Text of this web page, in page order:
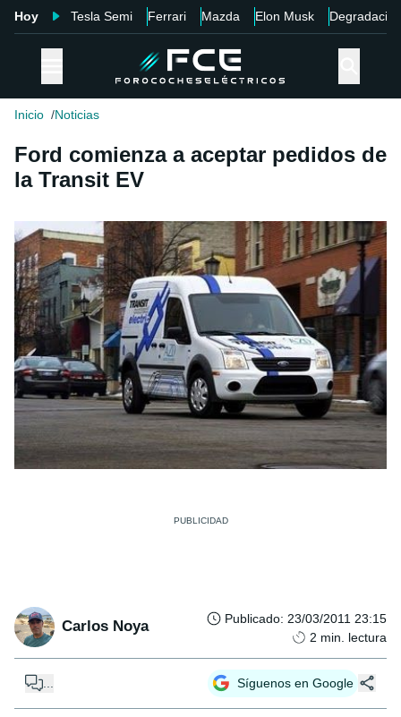
Hoy Tesla Semi Ferrari Mazda Elon Musk Degradación
Inicio Noticias
Ford comienza a aceptar pedidos de
la Transit EV
Carlos Noya Publicado: 23/03/2011 23:15
2 min. lectura
Síguenos en Google